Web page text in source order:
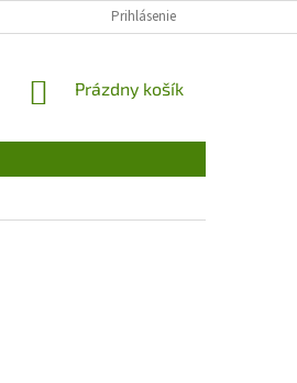
DOPRAVA A PLATBA
Prihlásenie
NÁKUPNÝ
Prázdny košík